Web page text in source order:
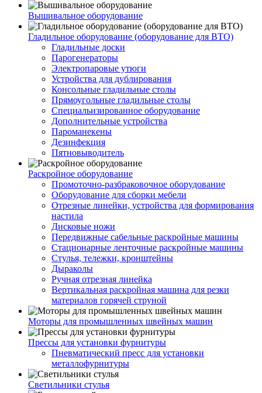
Вышивальное оборудование
Гладильное оборудование (оборудование для ВТО)
Гладильные доски
Парогенераторы
Электропаровые утюги
Устройства для дублирования
Консольные гладильные столы
Прямоугольные гладильные столы
Специальизированное оборудование
Дополнительные устройства
Пароманекены
Дезинфекция
Пятновыводитель
Раскройное оборудование
Промоточно-разбраковочное оборудование
Оборудование для сборки мебели
Отрезные линейки, устройства для формирования
настила
Дисковые ножи
Передвижные сабельные раскройные машины
Стационарные ленточные раскройные машины
Стулья, тележки, кронштейны
Дыраколы
Ручная отрезная линейка
Вертикальная раскройная машина для резки
материалов горячей струной
Моторы для промышленных швейных машин
Прессы для установки фурнитуры
Пневматический пресс для установки
металлофурнитуры
Светильники стулья